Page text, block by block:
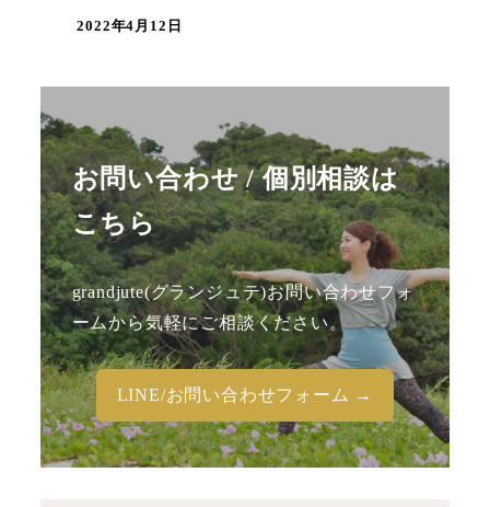
2022年4月12日
お問い合わせ / 個別相談は
こちら
grandjute(グランジュテ)お問い合わせフォ
ームから気軽にご相談ください。
LINE/お問い合わせフォーム →